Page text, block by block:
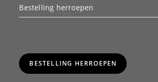
Bestelling herroepen
BESTELLING HERROEPEN